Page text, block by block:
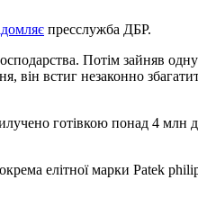
пресслужба ДБР.
Потім зайняв
він встиг незаконно
готівкою понад 4 млн
елітної марки Рatek